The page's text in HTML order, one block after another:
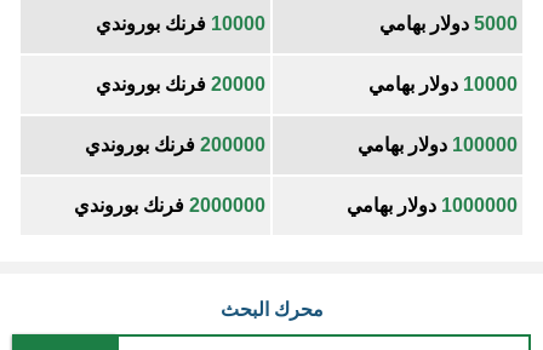
5000 دولار بهامي 10000 فرنك بوروندي
10000 دولار بهامي 20000 فرنك بوروندي
100000 دولار بهامي 200000 فرنك بوروندي
1000000 دولار بهامي 2000000 فرنك بوروندي
محرك البحث